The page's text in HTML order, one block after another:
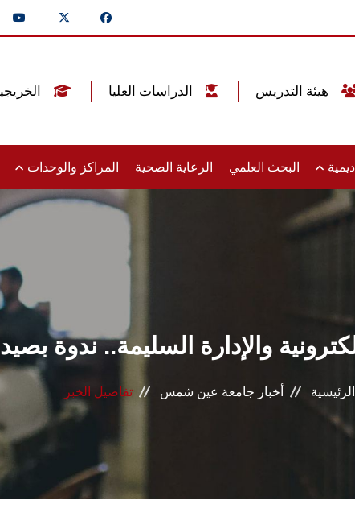
البحث العلمي الرعاية الصحية المراكز والوحدات
والإدارة السليمة.. ندوة
الرئيسية أخبار جامعة عين شمس تفاصيل الخبر